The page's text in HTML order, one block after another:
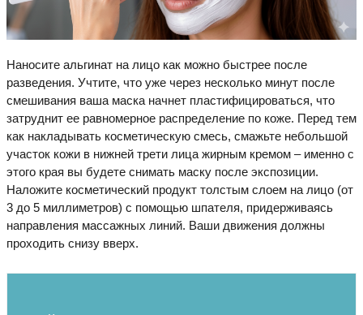
Наносите альгинат на лицо как можно быстрее после
разведения. Учтите, что уже через несколько минут после
смешивания ваша маска начнет пластифицироваться, что
затруднит ее равномерное распределение по коже. Перед тем
как накладывать косметическую смесь, смажьте небольшой
участок кожи в нижней трети лица жирным кремом – именно с
этого края вы будете снимать маску после экспозиции.
Наложите косметический продукт толстым слоем на лицо (от
3 до 5 миллиметров) с помощью шпателя, придерживаясь
направления массажных линий. Ваши движения должны
проходить снизу вверх.